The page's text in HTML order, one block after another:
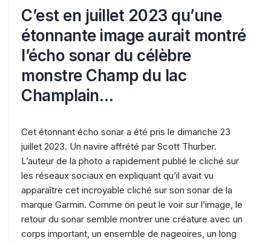
C’est en juillet 2023 qu’une
étonnante image aurait montré
l’écho sonar du célèbre
monstre Champ du lac
Champlain…
Cet étonnant écho sonar a été pris le dimanche 23
juillet 2023. Un navire affrété par Scott Thurber.
L’auteur de la photo a rapidement publié le cliché sur
les réseaux sociaux en expliquant qu’il avait vu
apparaître cet incroyable cliché sur son sonar de la
marque Garmin. Comme on peut le voir sur l’image, le
retour du sonar semble montrer une créature avec un
corps important, un ensemble de nageoires, un long